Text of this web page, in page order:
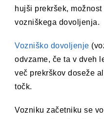
hujši prekršek,
vozniškega dovoljenja.
Vozniško dovoljenje
odvzame, če ta v dveh
več prekrškov doseže
točk.
Vozniku začetniku se